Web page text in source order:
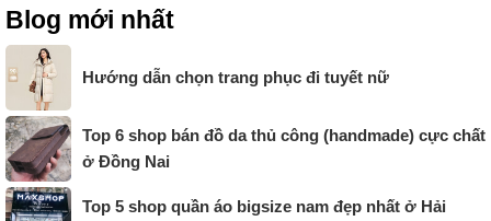
Blog mới nhất
Hướng dẫn chọn trang phục đi tuyết nữ
Top 6 shop bán đồ da thủ công (handmade) cực chất
ở Đồng Nai
Top 5 shop quần áo bigsize nam đẹp nhất ở Hải